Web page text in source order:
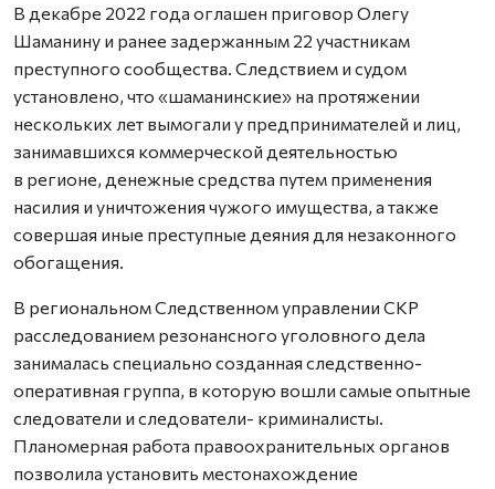
В декабре 2022 года оглашен приговор Олегу
Шаманину и ранее задержанным 22 участникам
преступного сообщества. Следствием и судом
установлено, что «шаманинские» на протяжении
нескольких лет вымогали у предпринимателей и лиц,
занимавшихся коммерческой деятельностью
в регионе, денежные средства путем применения
насилия и уничтожения чужого имущества, а также
совершая иные преступные деяния для незаконного
обогащения.
В региональном Следственном управлении СКР
расследованием резонансного уголовного дела
занималась специально созданная следственно-
оперативная группа, в которую вошли самые опытные
следователи и следователи- криминалисты.
Планомерная работа правоохранительных органов
позволила установить местонахождение